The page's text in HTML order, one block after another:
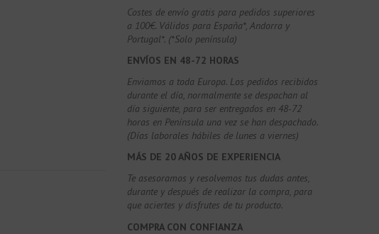
Costes de envío gratis para pedidos superiores
a 100€. Válidos para España*, Andorra y
Portugal*. (*Solo península)
ENVÍOS EN 48-72 HORAS
Enviamos a toda Europa. Los pedidos recibidos
durante el día, normalmente se despachan al
día siguiente, para ser entregados en 48-72
horas en Península una vez se han despachado.
(Días laborales hábiles de lunes a viernes)
MÁS DE 20 AÑOS DE EXPERIENCIA
Te asesoramos y resolvemos tus dudas antes,
durante y después de realizar la compra, para
que aciertes y disfrutes de tu producto.
COMPRA CON CONFIANZA